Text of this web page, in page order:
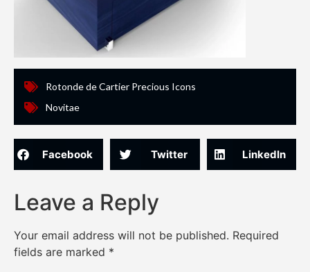
Rotonde de Cartier Precious Icons
Novitae
Facebook Twitter LinkedIn
Leave a Reply
Your email address will not be published. Required
fields are marked *